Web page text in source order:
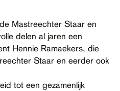
Mastreechter Staar en
delen al jaren een
Hennie Ramaekers, die
Staar en eerder ook
tot een gezamenlijk